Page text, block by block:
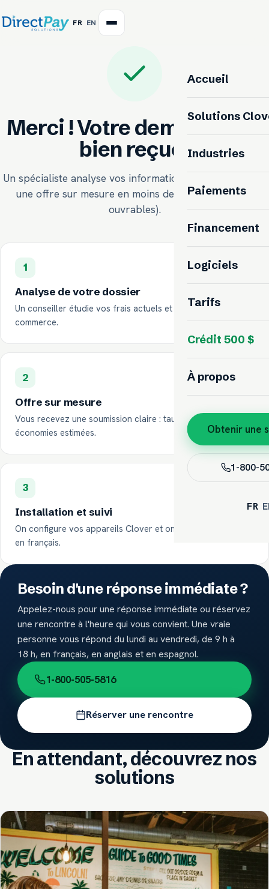
FR EN
Accueil
Solutions
Industries
Paiements
Financement
Logiciels
Tarifs
Crédit 500 $
À propos
Obtenir une
1-800-
FR
Merci ! Votre demande est
bien reçue.
Un spécialiste analyse vos informations et vous prépare
une offre sur mesure en moins de 24 heures (jours
ouvrables).
1
Analyse de votre dossier
Un conseiller étudie vos frais actuels et votre type de
commerce.
2
Offre sur mesure
Vous recevez une soumission claire : taux, appareils et
économies estimées.
3
Installation et suivi
On configure vos appareils Clover et on reste disponible,
en français.
Besoin d'une réponse immédiate ?
Appelez-nous pour une réponse immédiate ou réservez
une rencontre à l'heure qui vous convient. Une vraie
personne vous répond du lundi au vendredi, de 9 h à
18 h, en français, en anglais et en espagnol.
1-800-505-5816
Réserver une rencontre
En attendant, découvrez nos
solutions